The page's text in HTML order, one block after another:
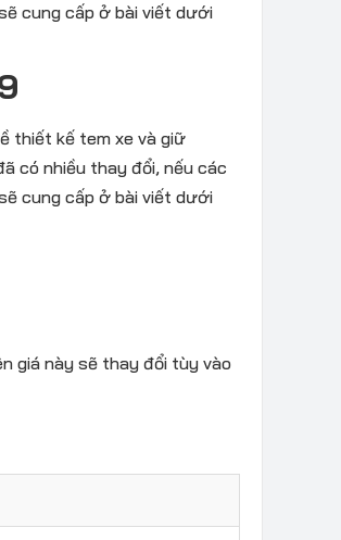
cung cấp ở bài viết dưới
thiết kế tem xe và giữ
có nhiều thay đổi, nếu các
cung cấp ở bài viết dưới
giá này sẽ thay đổi tùy vào